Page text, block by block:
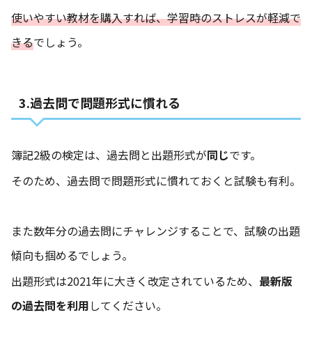
使いやすい教材を購入すれば、学習時のストレスが軽減で
きるでしょう。
3.過去問で問題形式に慣れる
簿記2級の検定は、過去問と出題形式が同じです。
そのため、過去問で問題形式に慣れておくと試験も有利。
また数年分の過去問にチャレンジすることで、試験の出題
傾向も掴めるでしょう。
出題形式は2021年に大きく改定されているため、 最新版
の過去問を利用してください。